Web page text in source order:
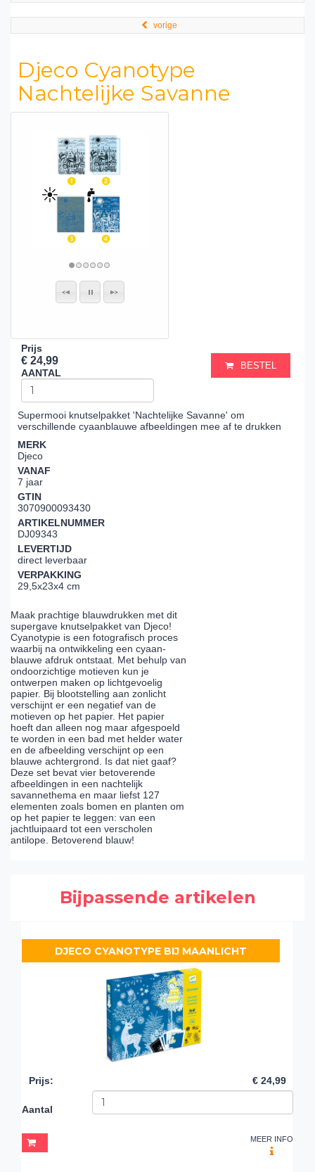
vorige
Djeco Cyanotype
Nachtelijke Savanne
Prijs
€ 24,99
AANTAL
BESTEL
Supermooi knutselpakket 'Nachtelijke Savanne' om
verschillende cyaanblauwe afbeeldingen mee af te drukken
MERK
Djeco
VANAF
7 jaar
GTIN
3070900093430
ARTIKELNUMMER
DJ09343
LEVERTIJD
direct leverbaar
VERPAKKING
29,5x23x4 cm
Maak prachtige blauwdrukken met dit
supergave knutselpakket van Djeco!
Cyanotypie is een fotografisch proces
waarbij na ontwikkeling een cyaan-
blauwe afdruk ontstaat. Met behulp van
ondoorzichtige motieven kun je
ontwerpen maken op lichtgevoelig
papier. Bij blootstelling aan zonlicht
verschijnt er een negatief van de
motieven op het papier. Het papier
hoeft dan alleen nog maar afgespoeld
te worden in een bad met helder water
en de afbeelding verschijnt op een
blauwe achtergrond. Is dat niet gaaf?
Deze set bevat vier betoverende
afbeeldingen in een nachtelijk
savannethema en maar liefst 127
elementen zoals bomen en planten om
op het papier te leggen: van een
jachtluipaard tot een verscholen
antilope. Betoverend blauw!
Bijpassende artikelen
DJECO CYANOTYPE BIJ MAANLICHT
Prijs: € 24,99
Aantal
MEER INFO